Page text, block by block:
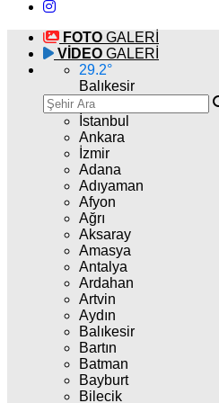
FOTO GALERİ
VİDEO GALERİ
29.2°
Balıkesir
İstanbul
Ankara
İzmir
Adana
Adıyaman
Afyon
Ağrı
Aksaray
Amasya
Antalya
Ardahan
Artvin
Aydın
Balıkesir
Bartın
Batman
Bayburt
Bilecik